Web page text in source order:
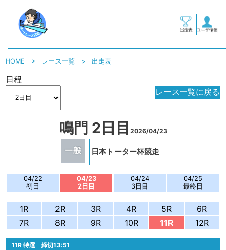
HOME > レース一覧 >出走表
日程
レース一覧に戻る
鳴門 2日目 2026/04/23
日本トーター杯競走
04/22
初日
04/23
2日目
04/24
3日目
04/25
最終日
1R 2R 3R 4R 5R
6R
7R
8R 9R 10R 11R 12R
11R特選 締切13:51